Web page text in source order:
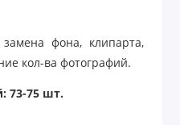
замена фона, клипарта,
кол-ва фотографий.
73-75 шт.